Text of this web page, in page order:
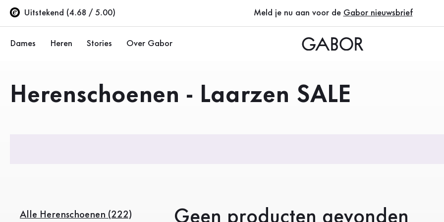
Naar de hoofdinhoud
Naar de inhoudsopgave
Naar de hoofdnavigatie
Uitstekend (4.68 / 5.00)
Meld je nu aan voor de Gabor nieuwsbrief
Dames
Lage schoenen
Enkellaarsjes
Heren
Lage schoenen
Stories Over Gabor
Duurzaamheid
Producten
Herenschoenen - Laarzen SALE
Alle Herenschoenen (222) Geen producten gevonden